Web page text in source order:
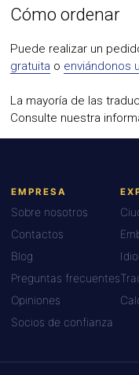
Cómo ordenar
Puede realizar un
gratuita o enviándonos
La mayoría de las
Consulte nuestra
EMPRESA
Sobre nosotros
Contactos
Blog
Preguntas frecuentes
Opiniones
Socios de confianza